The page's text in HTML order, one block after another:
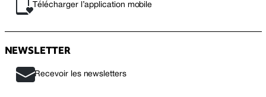
Télécharger l’application mobile
NEWSLETTER
Recevoir les newsletters